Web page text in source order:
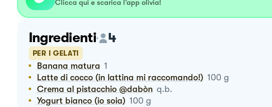
Clicca qui e scarica l’app olivia!
Ingredienti 4
PER I GELATI
Banana matura 1
Latte di cocco (in lattina mi raccomando!) 100 g
Crema al pistacchio @dabòn q.b.
Yogurt bianco (io soia) 100 g